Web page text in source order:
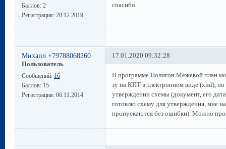
Баллов: 2
Регистрация: 20.12.2019
спасибо
Михаил +79788068260
Пользователь
Сообщений: 16
Баллов: 15
Регистрация: 06.11.2014
17.01.2020 09:32:28
В программе Полигон Межевой план
зу на КПТ в электронном виде (xml), но
утверждении схемы (документ, его
готовлю схему для утверждения, мне
пропускаются без ошибки). Можно